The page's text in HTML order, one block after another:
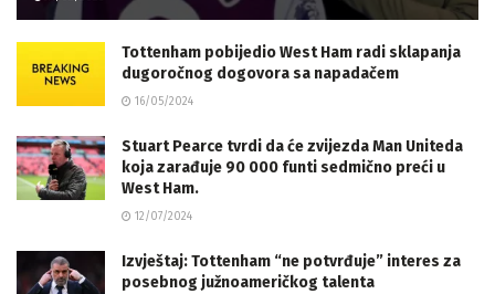
Tottenham pobijedio West Ham radi sklapanja
dugoročnog dogovora sa napadačem
16/05/2024
Stuart Pearce tvrdi da će zvijezda Man Uniteda
koja zarađuje 90 000 funti sedmično preći u
West Ham.
12/07/2024
Izvještaj: Tottenham “ne potvrđuje” interes za
posebnog južnoameričkog talenta